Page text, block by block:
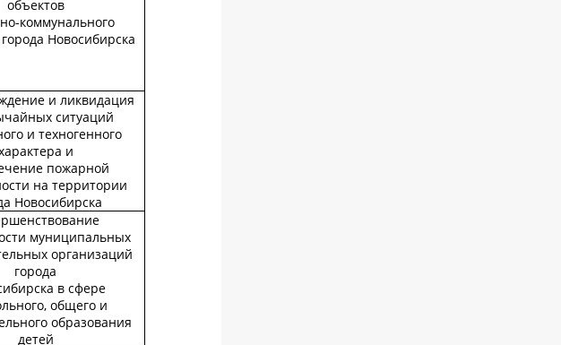
объектов
коммунального
Новосибирска
и ликвидация
ситуаций
и техногенного
и
пожарной
на территории
Новосибирска
муниципальных
организаций
города
в сфере
общего и
образования
детей